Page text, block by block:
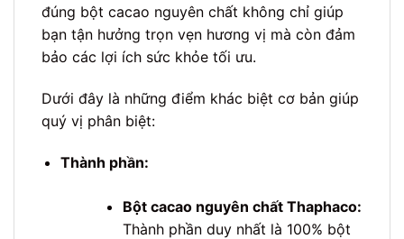
đúng bột cacao nguyên chất không chỉ giúp
bạn tận hưởng trọn vẹn hương vị mà còn đảm
bảo các lợi ích sức khỏe tối ưu.
Dưới đây là những điểm khác biệt cơ bản giúp
quý vị phân biệt:
Thành phần:
Bột cacao nguyên chất Thaphaco:
Thành phần duy nhất là 100% bột